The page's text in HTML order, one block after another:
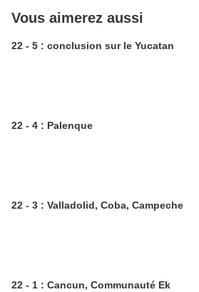
Vous aimerez aussi
22 - 5 : conclusion sur le Yucatan
22 - 4 : Palenque
22 - 3 : Valladolid, Coba, Campeche
22 - 1 : Cancun, Communauté Ek